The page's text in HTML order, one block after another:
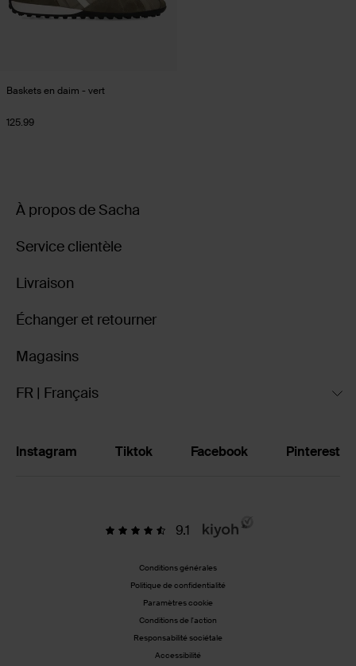
Baskets en daim - vert
125.99
À propos de Sacha
Service clientèle
Livraison
Échanger et retourner
Magasins
FR | Français
Instagram Tiktok Facebook Pinterest
9.1
Conditions générales
Politique de confidentialité
Paramètres cookie
Conditions de l'action
Responsabilité sociétale
Accessibilité